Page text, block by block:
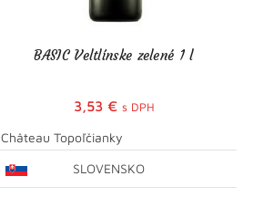
BASIC Veltlínske zelené 1 l
3,53 € s DPH
Château Topoľčianky
SLOVENSKO